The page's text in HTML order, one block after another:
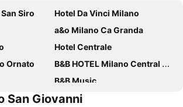
Siro
Hotel Da Vinci Milano
a&o Milano Ca Granda
Hotel Centrale
Ornato
B&B HOTEL Milano Central Station
B&B Music
Eurohotel
San Giovanni